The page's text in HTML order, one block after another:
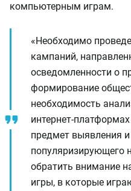
компьютерным играм.
«Необходимо
кампаний,
осведомленности о
формирование
необходимость
интернет-
предмет выявления
популяризирующего
обратить внимание
игры, в которые